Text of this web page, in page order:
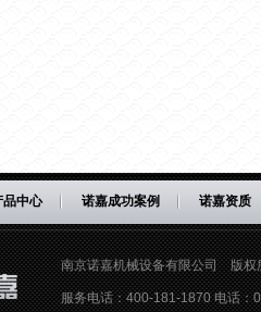
品中心 诺嘉成功案例 诺嘉资质
南京诺嘉机械设备有限公司 版
服务电话：400-181-1870 电话：